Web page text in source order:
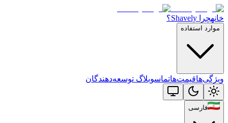
خانهچرا Shavely؟
موارد استفاده
ویژگی‌هاقیمت‌هاتماسوبلاگ توسعه‌دهندگان
فارسی